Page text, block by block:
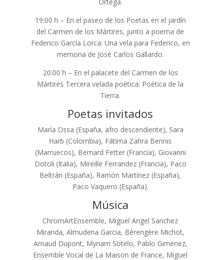
19:00 h – En el paseo de los Poetas en el jardín
del Carmen de los Mártires, junto a poema de
Federico García Lorca: Una vela para Federico, en
memoria de José Carlos Gallardo.
20:00 h – En el palacete del Carmen de los
Mártires Tercera velada poética: Poética de la
Tierra.
Poetas invitados
María Ossa (España, afro descendiente), Sara
Harb (Colombia), Fátima Zahra Bennis
(Marruecos), Bernard Fetter (Francia), Giovanni
Dotoli (Italia), Mireille Ferrandez (Francia), Paco
Beltrán (España), Ramón Martínez (España),
Paco Vaquero (España).
Música
ChromArtEnsemble, Miguel Angel Sanchez
Miranda, Almudena Garcia, Bérengère Michot,
Arnaud Dupont, Myriam Sotelo, Pablo Gimenez,
Ensemble Vocal de La Maison de France, Miguel